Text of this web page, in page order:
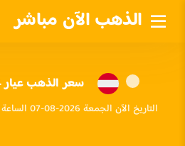
الذهب الآن مباشر
سعر الذهب عيار 24 في النمسا اليوم
التاريخ الآن الجمعة 2026-08-07 الساعة 04:52 مساءً بتوقيت النمسا